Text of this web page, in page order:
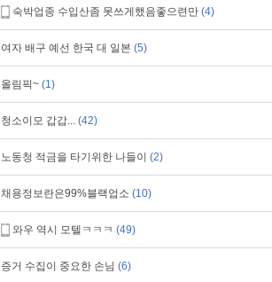
숙박업종 수입산좀 못쓰게했음좋으련만 (4)
여자 배구 예선 한국 대 일본 (5)
올림픽~ (1)
청소이모 갑갑... (42)
노동청 적금을 타기위한 나들이 (2)
채용정보란은99%블랙업소 (10)
와우 역시 모텔ㅋㅋㅋ (49)
증거 수집이 중요한 손님 (6)